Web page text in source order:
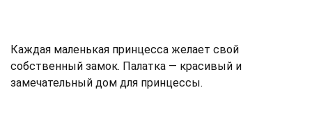
Каждая маленькая принцесса желает свой
собственный замок. Палатка — красивый и
замечательный дом для принцессы.